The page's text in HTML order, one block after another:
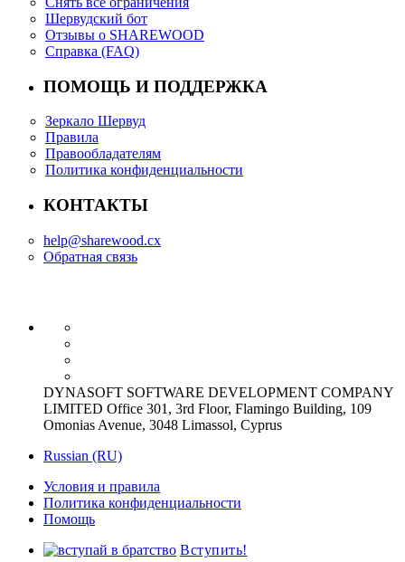
Шервудский бот
Отзывы о SHAREWOOD
Справка (FAQ)
ПОМОЩЬ И ПОДДЕРЖКА
Зеркало Шервуд
Правила
Правообладателям
Политика конфиденциальности
КОНТАКТЫ
help@sharewood.cx
Обратная связь
DYNASOFT SOFTWARE DEVELOPMENT COMPANY
LIMITED Office 301, 3rd Floor, Flamingo Building, 109
Omonias Avenue, 3048 Limassol, Cyprus
Russian (RU)
Условия и правила
Политика конфиденциальности
Помощь
Вступить!